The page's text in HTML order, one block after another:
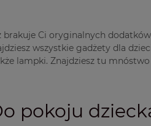
Ci oryginalnych
wszystkie gadżety dla
lampki. Znajdziesz tu
pokoju